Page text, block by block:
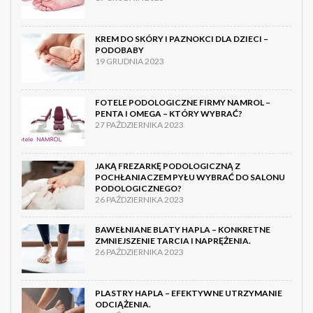
KREM DO SKÓRY I PAZNOKCI DLA DZIECI –
PODOBABY
19 GRUDNIA 2023
FOTELE PODOLOGICZNE FIRMY NAMROL –
PENTA I OMEGA – KTÓRY WYBRAĆ?
27 PAŹDZIERNIKA 2023
JAKĄ FREZARKĘ PODOLOGICZNĄ Z
POCHŁANIACZEM PYŁU WYBRAĆ DO SALONU
PODOLOGICZNEGO?
26 PAŹDZIERNIKA 2023
BAWEŁNIANE BLATY HAPLA – KONKRETNE
ZMNIEJSZENIE TARCIA I NAPRĘŻENIA.
26 PAŹDZIERNIKA 2023
PLASTRY HAPLA – EFEKTYWNE UTRZYMANIE
ODCIĄŻENIA.